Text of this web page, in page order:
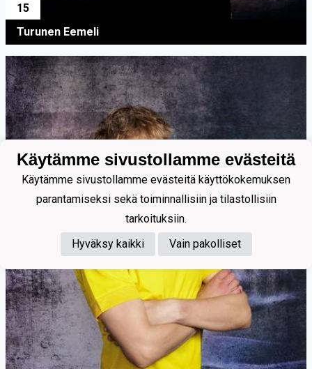
15
Turunen Eemeli
Käytämme sivustollamme evästeitä
Käytämme sivustollamme evästeitä käyttökokemuksen
parantamiseksi sekä toiminnallisiin ja tilastollisiin
tarkoituksiin.
Hyväksy kaikki
Vain pakolliset